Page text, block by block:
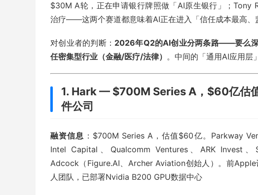
$30M A轮，正在申请银行牌照做「AI原生银行」；Tony
治疗——这两个赛道都意味着AI正在进入「信任成本最高、
对创业者的判断： 2026年Q2的AI创业分两条路——要么
任密集型行业（金融/医疗/法律） 。中间的「通用AI应用层
1. Hark — $700M Series A，$60亿估
件公司
融资信息 ：$700M Series A，估值$60亿。Parkway
Intel Capital、Qualcomm Ventures、ARK Invest
Adcock（Figure.AI、Archer Aviation创始人）。前
人团队，已部署Nvidia B200 GPU数据中心